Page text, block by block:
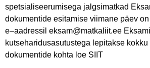
spetsialiseerumisega jalgsimatkad
dokumentide esitamise viimane päev
e–aadressil eksam@matkaliit.ee
kutseharidusasutustega lepitakse
dokumentide kohta loe SIIT